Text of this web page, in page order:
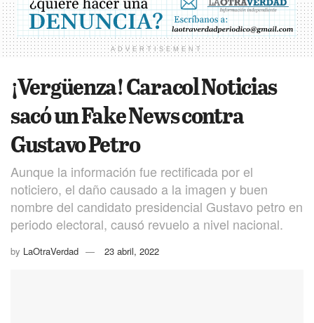
ADVERTISEMENT
¡Vergüenza! Caracol Noticias
sacó un Fake News contra
Gustavo Petro
Aunque la información fue rectificada por el
noticiero, el daño causado a la imagen y buen
nombre del candidato presidencial Gustavo petro en
periodo electoral, causó revuelo a nivel nacional.
by LaOtraVerdad 23 abril, 2022